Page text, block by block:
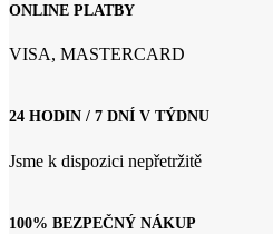
ONLINE PLATBY
VISA, MASTERCARD
24 HODIN / 7 DNÍ V TÝDNU
Jsme k dispozici nepřetržitě
100% BEZPEČNÝ NÁKUP